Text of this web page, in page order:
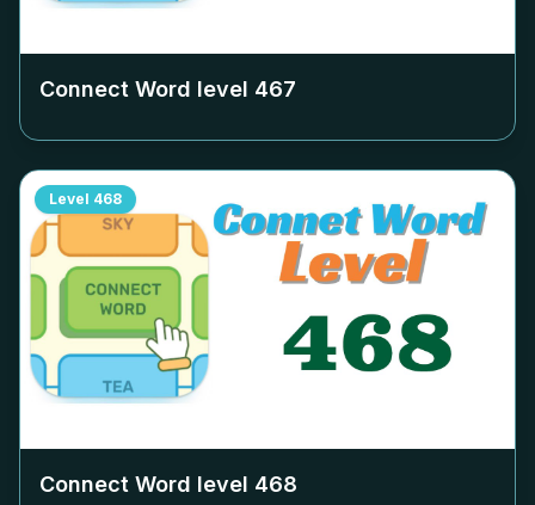
Connect Word level 467
Level 468
Connect Word level 468